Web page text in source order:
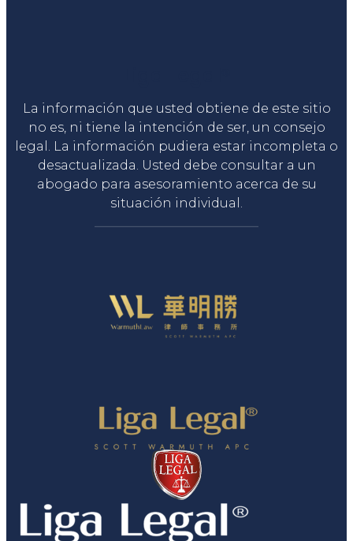
La información que usted obtiene de este sitio
no es, ni tiene la intención de ser, un consejo
legal. La información pudiera estar incompleta o
desactualizada. Usted debe consultar a un
abogado para asesoramiento acerca de su
situación individual.